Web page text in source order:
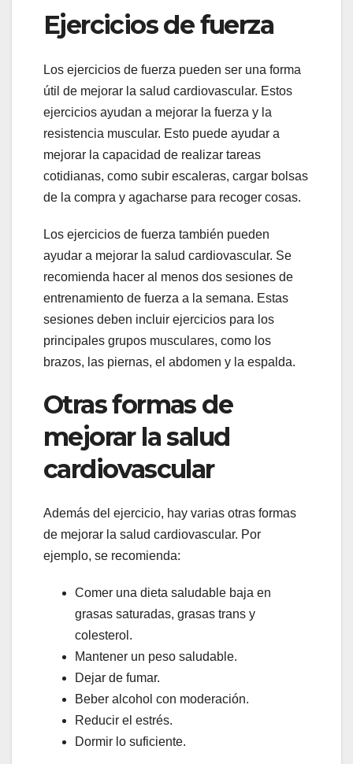
Ejercicios de fuerza
Los ejercicios de fuerza pueden ser una forma
útil de mejorar la salud cardiovascular. Estos
ejercicios ayudan a mejorar la fuerza y ​​la
resistencia muscular. Esto puede ayudar a
mejorar la capacidad de realizar tareas
cotidianas, como subir escaleras, cargar bolsas
de la compra y agacharse para recoger cosas.
Los ejercicios de fuerza también pueden
ayudar a mejorar la salud cardiovascular. Se
recomienda hacer al menos dos sesiones de
entrenamiento de fuerza a la semana. Estas
sesiones deben incluir ejercicios para los
principales grupos musculares, como los
brazos, las piernas, el abdomen y la espalda.
Otras formas de
mejorar la salud
cardiovascular
Además del ejercicio, hay varias otras formas
de mejorar la salud cardiovascular. Por
ejemplo, se recomienda:
Comer una dieta saludable baja en
grasas saturadas, grasas trans y
colesterol.
Mantener un peso saludable.
Dejar de fumar.
Beber alcohol con moderación.
Reducir el estrés.
Dormir lo suficiente.